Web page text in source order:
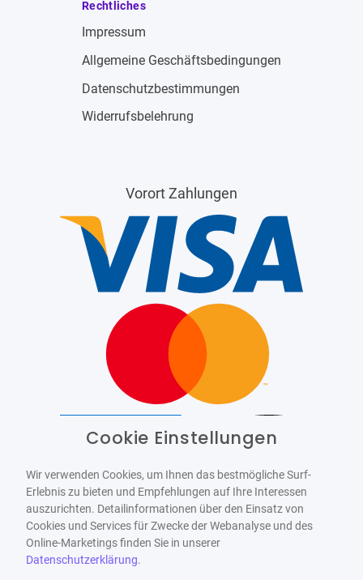
Rechtliches
Impressum
Allgemeine Geschäftsbedingungen
Datenschutzbestimmungen
Widerrufsbelehrung
Vorort Zahlungen
WCAG-2.1-AA
Cookie Einstellungen
Wir verwenden Cookies, um Ihnen das bestmögliche Surf-
Erlebnis zu bieten und Empfehlungen auf Ihre Interessen
auszurichten. Detailinformationen über den Einsatz von
Cookies und Services für Zwecke der Webanalyse und des
Online-Marketings finden Sie in unserer
Datenschutzerklärung.